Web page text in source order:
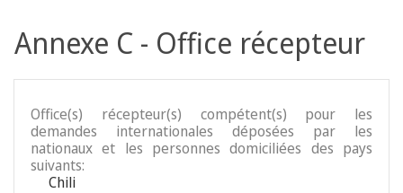
Annexe C - Office récepteur
Office(s) récepteur(s) compétent(s) pour les
demandes internationales déposées par les
nationaux et les personnes domiciliées des pays
suivants:
Chili